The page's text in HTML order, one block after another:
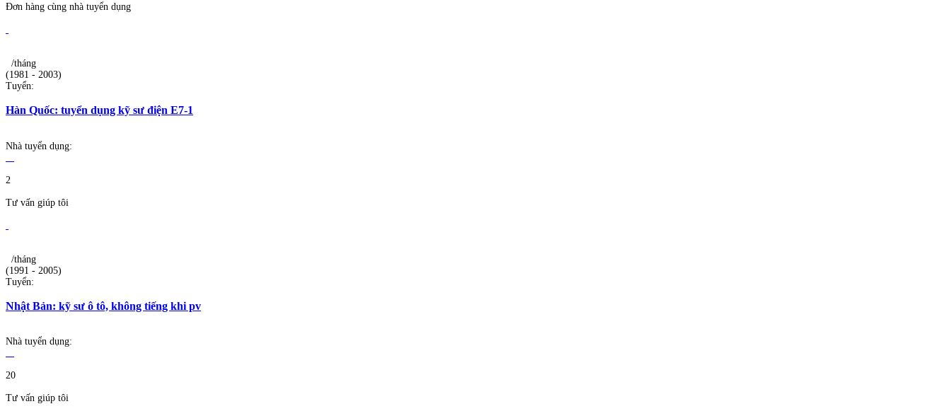
Đơn hàng cùng nhà tuyển dụng
/tháng
(1981 - 2003)
Tuyển:
Hàn Quốc: tuyển dụng kỹ sư điện E7-1
Nhà tuyển dụng:
2
Tư vấn giúp tôi
/tháng
(1991 - 2005)
Tuyển:
Nhật Bản: kỹ sư ô tô, không tiếng khi pv
Nhà tuyển dụng:
20
Tư vấn giúp tôi